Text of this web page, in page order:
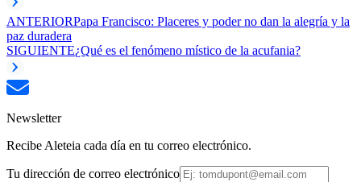
ANTERIORPapa Francisco: Placeres y poder no dan la alegría y la
paz duradera
SIGUIENTE¿Qué es el fenómeno místico de la acufania?
Newsletter
Recibe Aleteia cada día en tu correo electrónico.
Tu dirección de correo electrónico